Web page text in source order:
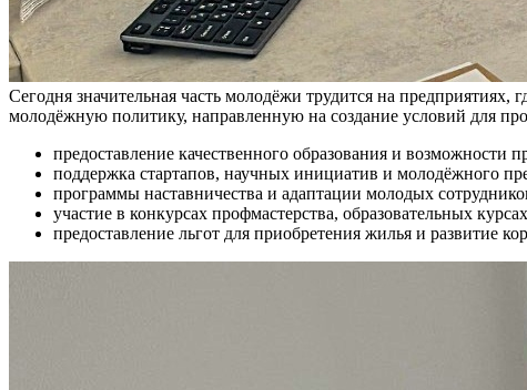
Сегодня значительная часть молодёжи трудится на предприятиях,
молодёжную политику, направленную на создание условий для
предоставление качественного образования и возможности
поддержка стартапов, научных инициатив и молодёжного
программы наставничества и адаптации молодых
участие в конкурсах профмастерства, образовательных
предоставление льгот для приобретения жилья и развитие